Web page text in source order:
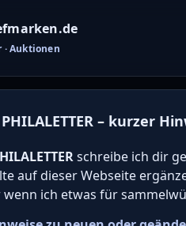
· Auktionen
– kurzer
schreibe ich dir
auf dieser Webseite
wenn ich etwas für